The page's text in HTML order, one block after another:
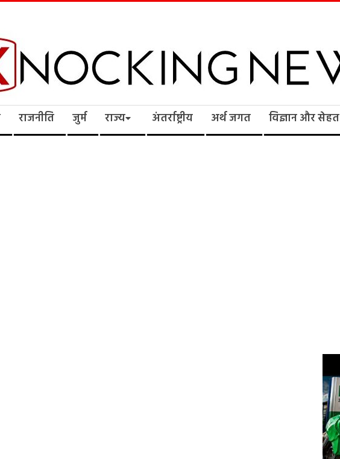
राजनीति जुर्म राज्य अंतर्राष्ट्रीय अर्थ जगत विज्ञान और सेहत